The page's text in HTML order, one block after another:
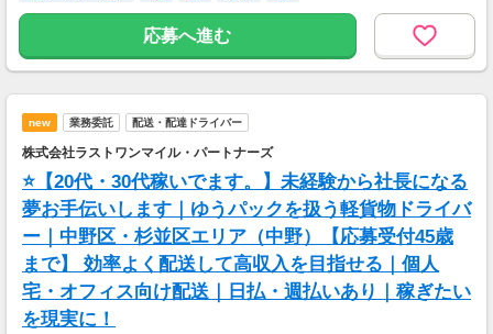
ご都合にあわせてルートや個数は調整可能！
※1日2万円保証の案件もあり！
＊現金手渡し・日払いご相談OK
＊前払い制度あり（稼働分のみ）
【日収例】
売上2万1600円（1個160円×135個）×90％=約
1万9000円
【月額報酬例】
売上65万2800円(1個160円×170個×24日)×90％
=58万7520円
応募へ進む
new 業務委託 配送・配達ドライバー
株式会社ラストワンマイル・パートナーズ
⭐【20代・30代稼いでます。】未経験から社長になる
夢お手伝いします｜ゆうパックを扱う軽貨物ドライバ
ー｜中野区・杉並区エリア（中野）【応募受付45歳
まで】 効率よく配送して高収入を目指せる｜個人
宅・オフィス向け配送｜日払・週払いあり｜稼ぎたい
を現実に！